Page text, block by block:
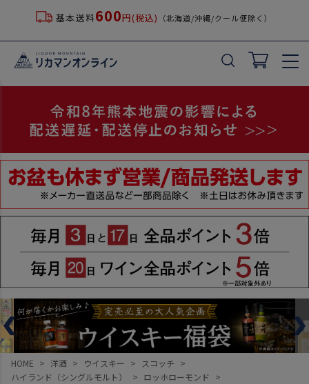
基本送料600円(税込) （北海道/沖縄/クール便除く）
HOME 洋酒 ウイスキー
スコッチ
ハイランド（シングルモルト）
ロッホローモンド